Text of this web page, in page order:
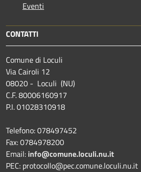
Eventi
CONTATTI
Comune di Loculi
Via Cairoli 12
08020 - Loculi (NU)
C.F. 80006160917
P.I. 01028310918
Telefono: 078497452
Fax: 0784978200
Email: info@comune.loculi.nu.it
PEC: protocollo@pec.comune.loculi.nu.it